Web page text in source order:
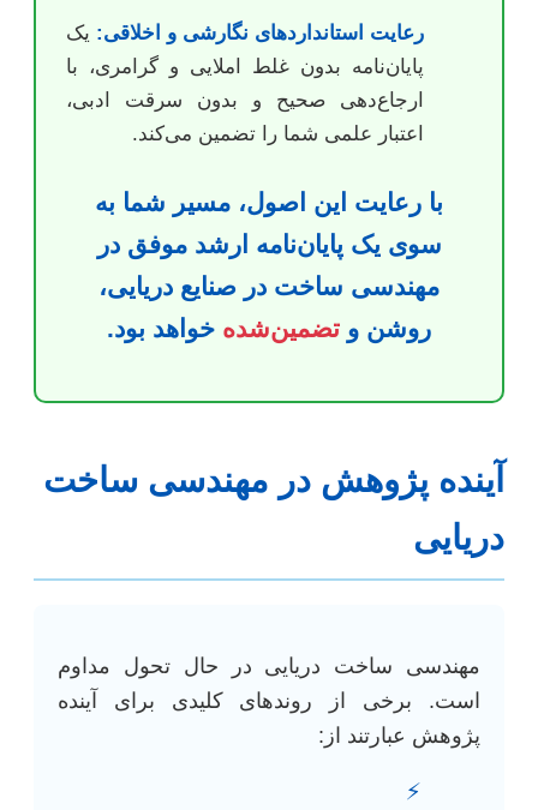
رعایت استانداردهای نگارشی و اخلاقی: یک
پایان‌نامه بدون غلط املایی و گرامری، با
ارجاع‌دهی صحیح و بدون سرقت ادبی،
اعتبار علمی شما را تضمین می‌کند.
با رعایت این اصول، مسیر شما به
سوی یک پایان‌نامه ارشد موفق در
مهندسی ساخت در صنایع دریایی،
روشن و تضمین‌شده خواهد بود.
آینده پژوهش در مهندسی ساخت
دریایی
مهندسی ساخت دریایی در حال تحول مداوم
است. برخی از روندهای کلیدی برای آینده
پژوهش عبارتند از:
⚡